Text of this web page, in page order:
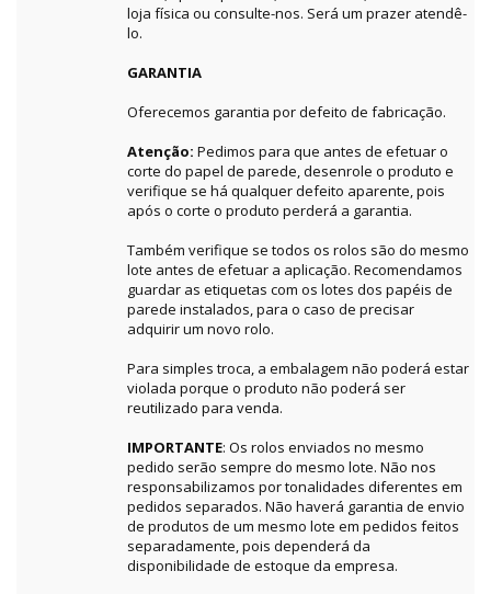
loja física ou consulte-nos. Será um prazer atendê-
lo.
GARANTIA
Oferecemos garantia por defeito de fabricação.
Atenção: Pedimos para que antes de efetuar o
corte do papel de parede, desenrole o produto e
verifique se há qualquer defeito aparente, pois
após o corte o produto perderá a garantia.
Também verifique se todos os rolos são do mesmo
lote antes de efetuar a aplicação. Recomendamos
guardar as etiquetas com os lotes dos papéis de
parede instalados, para o caso de precisar
adquirir um novo rolo.
Para simples troca, a embalagem não poderá estar
violada porque o produto não poderá ser
reutilizado para venda.
IMPORTANTE: Os rolos enviados no mesmo
pedido serão sempre do mesmo lote. Não nos
responsabilizamos por tonalidades diferentes em
pedidos separados. Não haverá garantia de envio
de produtos de um mesmo lote em pedidos feitos
separadamente, pois dependerá da
disponibilidade de estoque da empresa.